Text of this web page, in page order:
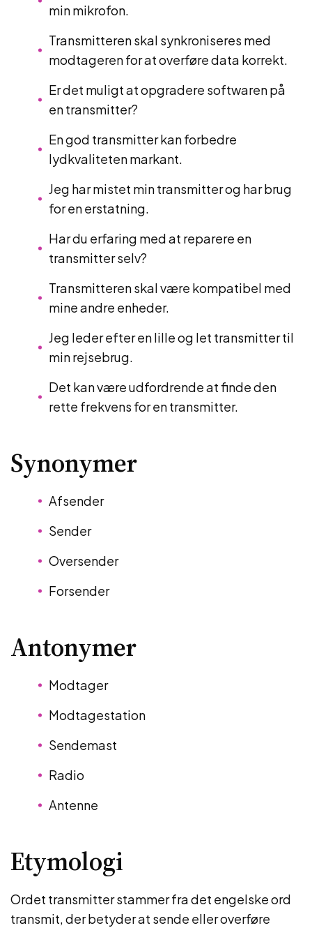
min mikrofon.
Transmitteren skal synkroniseres med
modtageren for at overføre data korrekt.
Er det muligt at opgradere softwaren på
en transmitter?
En god transmitter kan forbedre
lydkvaliteten markant.
Jeg har mistet min transmitter og har brug
for en erstatning.
Har du erfaring med at reparere en
transmitter selv?
Transmitteren skal være kompatibel med
mine andre enheder.
Jeg leder efter en lille og let transmitter til
min rejsebrug.
Det kan være udfordrende at finde den
rette frekvens for en transmitter.
Synonymer
Afsender
Sender
Oversender
Forsender
Antonymer
Modtager
Modtagestation
Sendemast
Radio
Antenne
Etymologi
Ordet transmitter stammer fra det engelske ord
transmit, der betyder at sende eller overføre